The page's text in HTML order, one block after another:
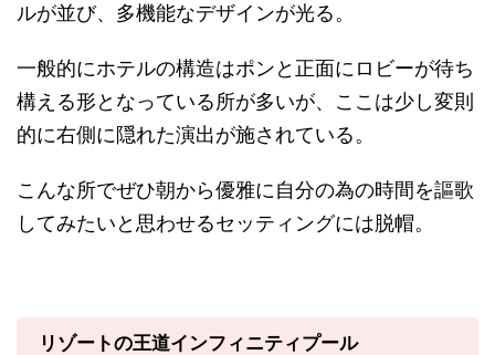
ルが並び、多機能なデザインが光る。
一般的にホテルの構造はポンと正面にロビーが待ち
構える形となっている所が多いが、ここは少し変則
的に右側に隠れた演出が施されている。
こんな所でぜひ朝から優雅に自分の為の時間を謳歌
してみたいと思わせるセッティングには脱帽。
リゾートの王道インフィニティプール